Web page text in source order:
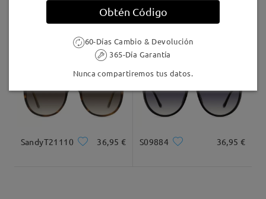
SandyT21110 36,95 € S09884 36,95 €
Obtén Código
60-Días Cambio & Devolución
365-Día Garantía
Nunca compartiremos tus datos.